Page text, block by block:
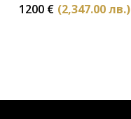
1200 € (2,347.00 лв.)